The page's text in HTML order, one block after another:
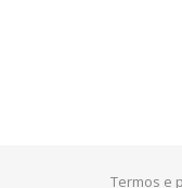
Termos e